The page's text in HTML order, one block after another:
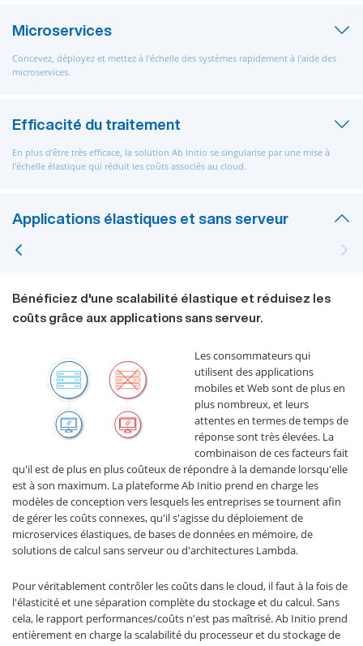
Microservices
Concevez, déployez et mettez à l'échelle des systèmes rapidement à l'aide des
microservices.
Efficacité du traitement
En plus d'être très efficace, la solution Ab Initio se singularise par une mise à
l'échelle élastique qui réduit les coûts associés au cloud.
Applications élastiques et sans serveur
Bénéficiez d'une scalabilité élastique et réduisez les
coûts grâce aux applications sans serveur.
Les consommateurs qui
utilisent des applications
mobiles et Web sont de plus en
plus nombreux, et leurs
attentes en termes de temps de
réponse sont très élevées. La
combinaison de ces facteurs fait
qu'il est de plus en plus coûteux de répondre à la demande lorsqu'elle
est à son maximum. La plateforme Ab Initio prend en charge les
modèles de conception vers lesquels les entreprises se tournent afin
de gérer les coûts connexes, qu'il s'agisse du déploiement de
microservices élastiques, de bases de données en mémoire, de
solutions de calcul sans serveur ou d'architectures Lambda.
Pour véritablement contrôler les coûts dans le cloud, il faut à la fois de
l'élasticité et une séparation complète du stockage et du calcul. Sans
cela, le rapport performances/coûts n'est pas maîtrisé. Ab Initio prend
entièrement en charge la scalabilité du processeur et du stockage de